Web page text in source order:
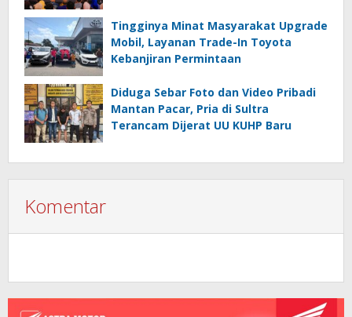
Tingginya Minat Masyarakat Upgrade
Mobil, Layanan Trade-In Toyota
Kebanjiran Permintaan
Diduga Sebar Foto dan Video Pribadi
Mantan Pacar, Pria di Sultra
Terancam Dijerat UU KUHP Baru
Komentar